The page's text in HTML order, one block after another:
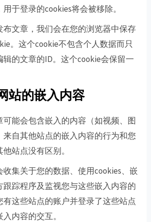
于登录的cookies将会被移除。
布文章，我们会在您的浏览器中保存
。这个cookie不包含个人数据而只
的文章的ID。这个cookie会保留一
站的嵌入内容
可能会包含嵌入的内容（如视频、图
来自其他站点的嵌入内容的行为和您
站点没有区别。
集关于您的数据、使用cookies、嵌
跟踪程序及监视您与这些嵌入内容的
有这些站点的账户并登录了这些站点
内容的交互。